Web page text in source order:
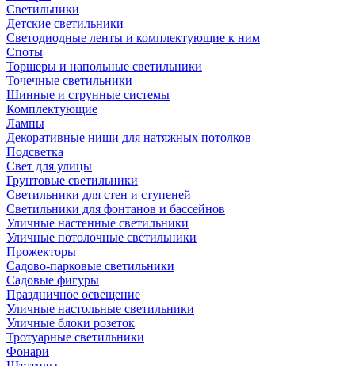
Светильники
Детские светильники
Светодиодные ленты и комплектующие к ним
Споты
Торшеры и напольные светильники
Точечные светильники
Шинные и струнные системы
Комплектующие
Лампы
Декоративные ниши для натяжных потолков
Подсветка
Свет для улицы
Грунтовые светильники
Светильники для стен и ступеней
Светильники для фонтанов и бассейнов
Уличные настенные светильники
Уличные потолочные светильники
Прожекторы
Садово-парковые светильники
Садовые фигуры
Праздничное освещение
Уличные настольные светильники
Уличные блоки розеток
Тротуарные светильники
Фонари